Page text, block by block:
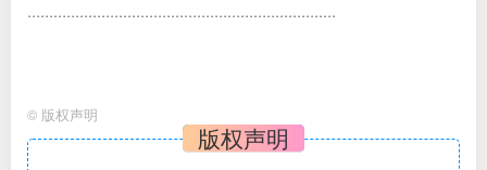
·······································································
© 版权声明
版权声明